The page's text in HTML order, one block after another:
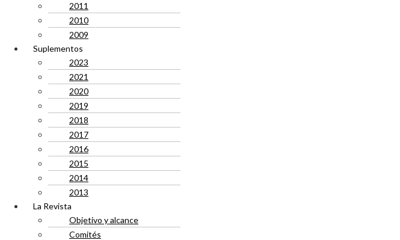
2011
2010
2009
Suplementos
2023
2021
2020
2019
2018
2017
2016
2015
2014
2013
La Revista
Objetivo y alcance
Comités